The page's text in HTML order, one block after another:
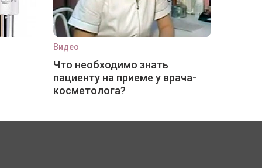
Видео
Что необходимо знать
пациенту на приеме у врача-
косметолога?